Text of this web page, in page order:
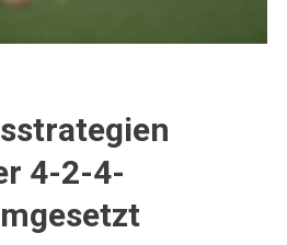
4-2-4-